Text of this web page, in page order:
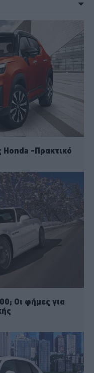
Honda -Πρακτικό
Οι φήμες για